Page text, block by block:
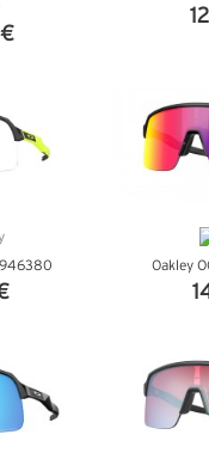
946380 Oakley